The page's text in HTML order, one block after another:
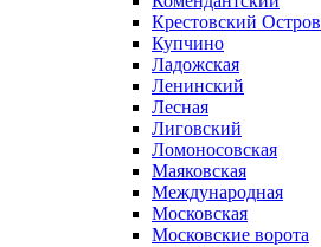
Крестовский Остров
Купчино
Ладожская
Ленинский
Лесная
Лиговский
Ломоносовская
Маяковская
Международная
Московская
Московские ворота